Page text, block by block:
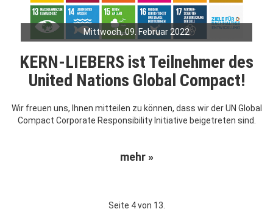
Mittwoch, 09. Februar 2022
KERN-LIEBERS ist Teilnehmer des
United Nations Global Compact!
Wir freuen uns, Ihnen mitteilen zu können, dass wir der UN Global
Compact Corporate Responsibility Initiative beigetreten sind.
mehr »
Seite 4 von 13.